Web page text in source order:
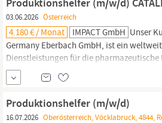
03.06.2026 Österreich
4.180 € / Monat IMPACT GmbH Unser
Germany Eberbach GmbH, ist ein
Dienstleistungen für die
Eberbach werden hochwertige Softgel-
Qualitätsstandards hergestellt. Wir
der Arbeitnehmerüberlassung einen
Vollzeit (2- oder...
Produktionshelfer (m/w/d)
16.07.2026 Oberösterreich, Vöcklabruck, 4844,